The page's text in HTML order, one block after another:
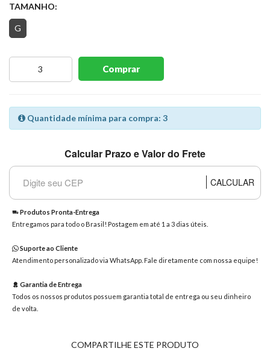
CENTRAL
Chat
WhatsApp
nos uma
mensagem
TAMANHO:
G
Comprar
Quantidade mínima para compra: 3
Calcular Prazo e Valor do Frete
CALCULAR
Produtos Pronta-Entrega
Entregamos para todo o Brasil! Postagem em até 1 a 3 dias úteis.
Suporte ao Cliente
Atendimento personalizado via WhatsApp. Fale diretamente com nossa equipe!
Garantia de Entrega
Todos os nossos produtos possuem garantia total de entrega ou seu dinheiro
de volta.
COMPARTILHE ESTE PRODUTO